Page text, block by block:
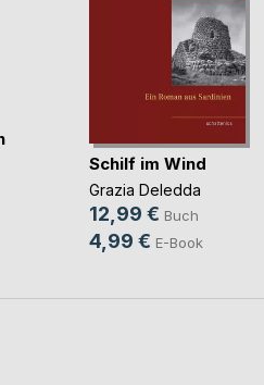
Schilf im Wind
Grazia Deledda
12,99 € Buch
4,99 € E-Book